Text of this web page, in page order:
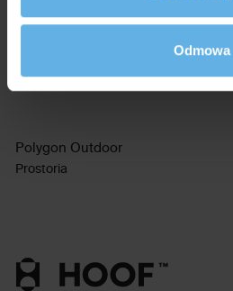
Odmowa
Polygon Outdoor
Prostoria